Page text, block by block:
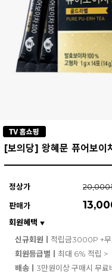
[보의당] 왕혜문 퓨어보이
정상가
20,000
판매가
회원혜택 ▼
신규회원ㅣ 적립금3000P +무
회원등급별ㅣ 최대 6% 적립 >
배송ㅣ 3만원이상 구매시 무료